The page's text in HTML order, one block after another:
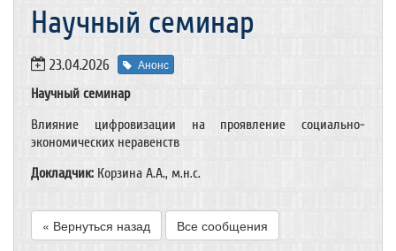
​Научный семинар
23.04.2026 Анонс
Научный семинар
Влияние цифровизации на проявление социально-
экономических неравенств
Докладчик: Корзина А.А., м.н.с.
« Вернуться назад Все сообщения